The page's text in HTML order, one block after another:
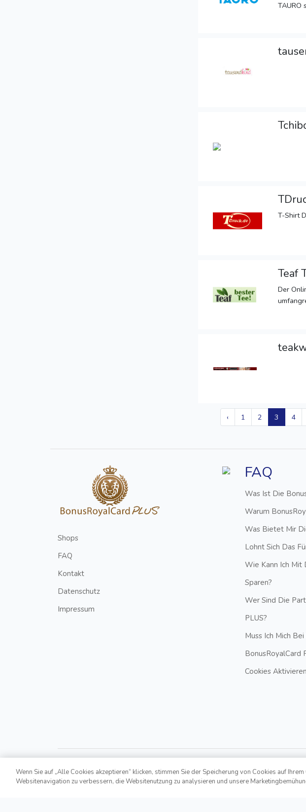
TAURO
T-Shirt
Teaf
Der
‹ 1 2 3 4
Shops
FAQ
Kontakt
Datenschutz
Impressum
FAQ
Was Ist Die
Warum
Was Bietet Mir
Lohnt Sich Das
Wie Kann Ich Mit
Sparen?
Wer Sind Die
PLUS?
Muss Ich Mich
BonusRoyalCard
Cookies
Wenn Sie auf „Alle Cookies akzeptieren“ klicken, stimmen Sie der Speicherung von Cookies auf
Websitenavigation zu verbessern, die Websitenutzung zu analysieren und unsere